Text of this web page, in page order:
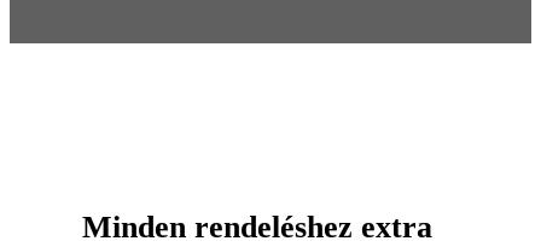
Minden rendeléshez extra